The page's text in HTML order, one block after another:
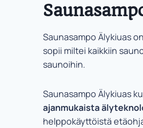
Saunasampo Älykiuas
sopii miltei kaikkiin
saunoihin.
Saunasampo Älykiuas
ajanmukaista
helppokäyttöistä